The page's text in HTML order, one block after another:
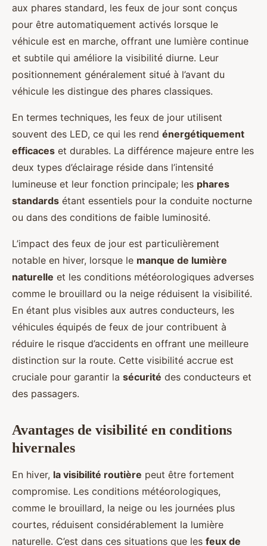
• 5 min de lecture
aux phares standard, les feux de jour sont conçus
pour être automatiquement activés lorsque le
véhicule est en marche, offrant une lumière continue
et subtile qui améliore la visibilité diurne. Leur
positionnement généralement situé à l’avant du
véhicule les distingue des phares classiques.
En termes techniques, les feux de jour utilisent
souvent des LED, ce qui les rend énergétiquement
efficaces et durables. La différence majeure entre les
deux types d’éclairage réside dans l’intensité
lumineuse et leur fonction principale; les phares
standards étant essentiels pour la conduite nocturne
ou dans des conditions de faible luminosité.
L’impact des feux de jour est particulièrement
notable en hiver, lorsque le manque de lumière
naturelle et les conditions météorologiques adverses
comme le brouillard ou la neige réduisent la visibilité.
En étant plus visibles aux autres conducteurs, les
véhicules équipés de feux de jour contribuent à
réduire le risque d’accidents en offrant une meilleure
distinction sur la route. Cette visibilité accrue est
cruciale pour garantir la sécurité des conducteurs et
des passagers.
Avantages de visibilité en conditions
hivernales
En hiver, la visibilité routière peut être fortement
compromise. Les conditions météorologiques,
comme le brouillard, la neige ou les journées plus
courtes, réduisent considérablement la lumière
naturelle. C’est dans ces situations que les feux de